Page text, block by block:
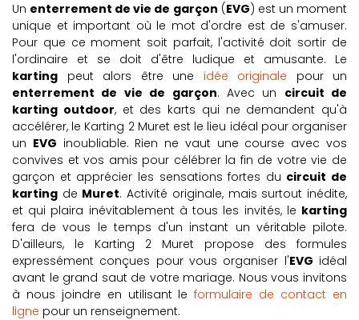
Un enterrement de vie de garçon (EVG) est un moment
unique et important où le mot d'ordre est de s'amuser.
Pour que ce moment soit parfait, l'activité doit sortir de
l'ordinaire et se doit d'être ludique et amusante. Le
karting peut alors être une idée originale pour un
enterrement de vie de garçon. Avec un circuit de
karting outdoor, et des karts qui ne demandent qu'à
accélérer, le Karting 2 Muret est le lieu idéal pour organiser
un EVG inoubliable. Rien ne vaut une course avec vos
convives et vos amis pour célébrer la fin de votre vie de
garçon et apprécier les sensations fortes du circuit de
karting de Muret. Activité originale, mais surtout inédite,
et qui plaira inévitablement à tous les invités, le karting
fera de vous le temps d'un instant un véritable pilote.
D'ailleurs, le Karting 2 Muret propose des formules
expressément conçues pour vous organiser l'EVG idéal
avant le grand saut de votre mariage. Nous vous invitons
à nous joindre en utilisant leformulaire de contact en
ligne pour un renseignement.